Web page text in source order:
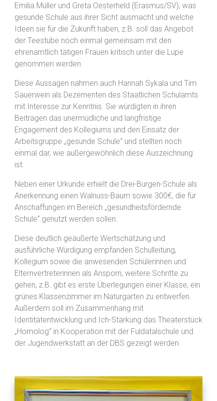
Emilia Müller und Greta Oesterheld (Erasmus/SV), was
gesunde Schule aus ihrer Sicht ausmacht und welche
Ideen sie für die Zukunft haben, z.B. soll das Angebot
der Teestube noch einmal gemeinsam mit den
ehrenamtlich tätigen Frauen kritisch unter die Lupe
genommen werden.
Diese Aussagen nahmen auch Hannah Sykala und Tim
Sauerwein als Dezernenten des Staatlichen Schulamts
mit Interesse zur Kenntnis. Sie würdigten in ihren
Beiträgen das unermüdliche und langfristige
Engagement des Kollegiums und den Einsatz der
Arbeitsgruppe „gesunde Schule“ und stellten noch
einmal dar, wie außergewöhnlich diese Auszeichnung
ist.
Neben einer Urkunde erhielt die Drei-Burgen-Schule als
Anerkennung einen Walnuss-Baum sowie 300€, die für
Anschaffungen im Bereich „gesundheitsfördernde
Schule“ genutzt werden sollen.
Diese deutlich geäußerte Wertschätzung und
ausführliche Würdigung empfanden Schulleitung,
Kollegium sowie die anwesenden Schülerinnen und
Elternvertreterinnen als Ansporn, weitere Schritte zu
gehen, z.B. gibt es erste Überlegungen einer Klasse, ein
grünes Klassenzimmer im Naturgarten zu entwerfen.
Außerdem soll im Zusammenhang mit
Identitätentwicklung und Ich-Stärkung das Theaterstück
„Homolog“ in Kooperation mit der Fuldatalschule und
der Jugendwerkstatt an der DBS gezeigt werden.